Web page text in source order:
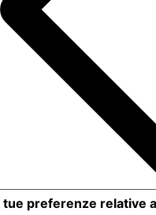
tue preferenze relative